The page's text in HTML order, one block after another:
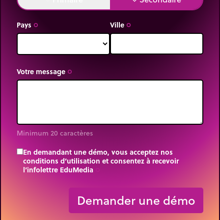
Pays trip_origin Ville trip_origin
Votre message trip_origin
Minimum 20 caractères
En demandant une démo, vous acceptez nos
conditions d’utilisation et consentez à recevoir
l’infolettre EduMedia
Demander une démo